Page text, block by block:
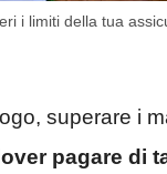
i limiti della tua
superare i
pagare di